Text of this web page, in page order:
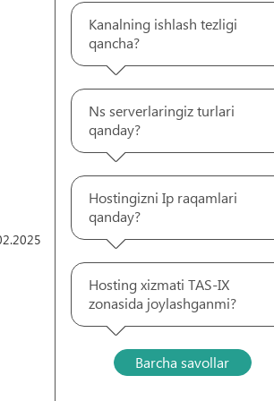
Kanalning ishlash tezligi
qancha?
Ns serverlaringiz turlari
qanday?
Hostingizni Ip raqamlari
qanday?
Hosting xizmati TAS-IX
zonasida joylashganmi?
Barcha savollar